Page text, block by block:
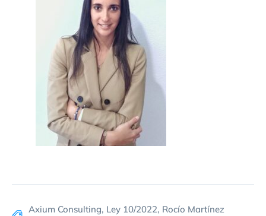
Axium Consulting, Ley 10/2022, Rocío Martínez